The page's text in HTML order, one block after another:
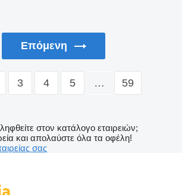
Επόμενη
3 4 5 … 59
στον κατάλογο εταιρειών;
και απολαύστε όλα τα οφέλη!
σας